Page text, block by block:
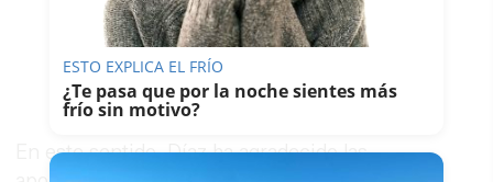
En este sentido, Díaz ha agradecido las
ESTO EXPLICA EL FRÍO
¿Te pasa que por la noche sientes más
frío sin motivo?